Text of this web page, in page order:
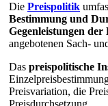
Die Preispolitik
Bestimmung und
Gegenleistungen der
angebotenen Sach-
Das preispolitische
Preisvariation, die
Preisdurchsetzung.